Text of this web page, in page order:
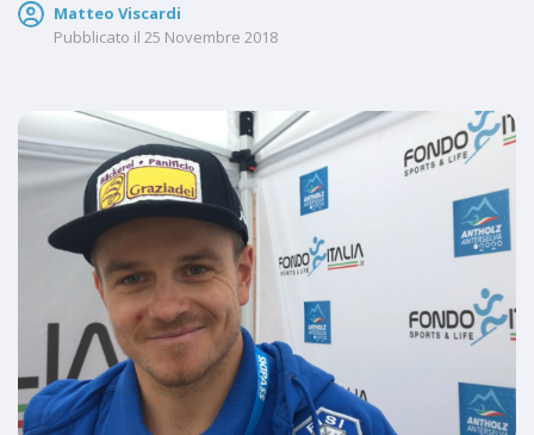
Matteo Viscardi
Pubblicato il 25 Novembre 2018